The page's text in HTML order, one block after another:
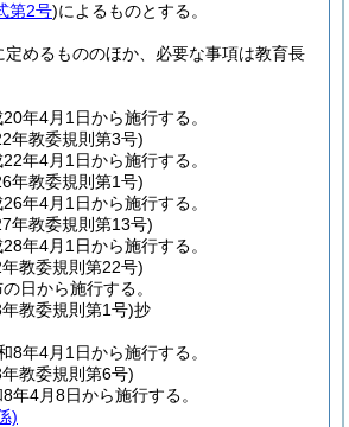
第2号)によるものとする。
定めるもののほか、必要な事項は教育長
年4月1日から施行する。
年教委規則第3号)
年4月1日から施行する。
年教委規則第1号)
年4月1日から施行する。
年教委規則第13号)
年4月1日から施行する。
教委規則第22号)
日から施行する。
教委規則第1号)抄
8年4月1日から施行する。
教委規則第6号)
年4月8日から施行する。
)